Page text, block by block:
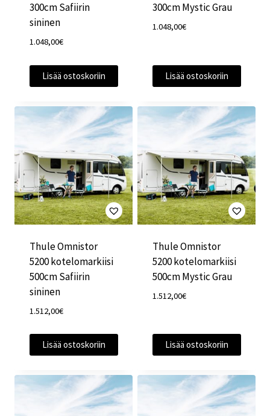
300cm Safiirin
sininen
1.048,00€
Lisää ostoskoriin
300cm Mystic Grau
1.048,00€
Lisää ostoskoriin
Thule Omnistor
5200 kotelomarkiisi
500cm Safiirin
sininen
1.512,00€
Lisää ostoskoriin
Thule Omnistor
5200 kotelomarkiisi
500cm Mystic Grau
1.512,00€
Lisää ostoskoriin